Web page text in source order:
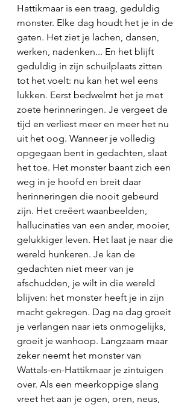
Hattikmaar is een traag, geduldig
monster. Elke dag houdt het je in de
gaten. Het ziet je lachen, dansen,
werken, nadenken... En het blijft
geduldig in zijn schuilplaats zitten
tot het voelt: nu kan het wel eens
lukken. Eerst bedwelmt het je met
zoete herinneringen. Je vergeet de
tijd en verliest meer en meer het nu
uit het oog. Wanneer je volledig
opgegaan bent in gedachten, slaat
het toe. Het monster baant zich een
weg in je hoofd en breit daar
herinneringen die nooit gebeurd
zijn. Het creëert waanbeelden,
hallucinaties van een ander, mooier,
gelukkiger leven. Het laat je naar die
wereld hunkeren. Je kan de
gedachten niet meer van je
afschudden, je wilt in die wereld
blijven: het monster heeft je in zijn
macht gekregen. Dag na dag groeit
je verlangen naar iets onmogelijks,
groeit je wanhoop. Langzaam maar
zeker neemt het monster van
Wattals-en-Hattikmaar je zintuigen
over. Als een meerkoppige slang
vreet het aan je ogen, oren, neus,